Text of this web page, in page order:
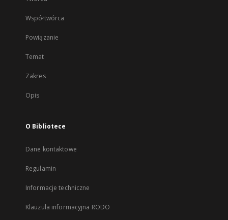
Współtwórca
Powiązanie
Temat
Zakres
Opis
O Bibliotece
Dane kontaktowe
Regulamin
Informacje techniczne
Klauzula informacyjna RODO